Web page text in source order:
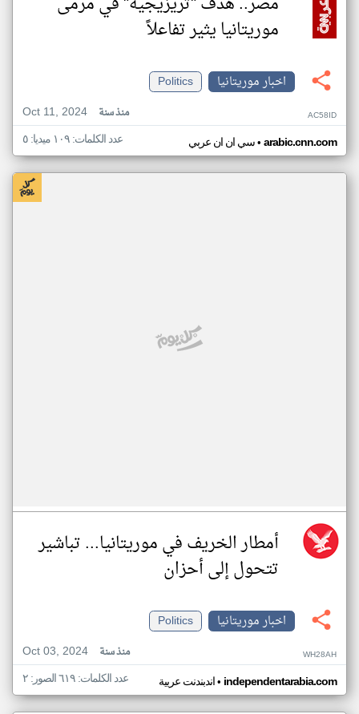
موريتانيا يثير تفاعلاً
اخبار موريتانيا
Politics
Oct 11, 2024
منذ سنة AC58ID
سي ان ان عربي• arabic.cnn.com عدد الكلمات: ١٠٩ ميديا: ٥
أمطار الخريف في موريتانيا... تباشير
تتحول إلى أحزان
اخبار موريتانيا
Politics
Oct 03, 2024
منذ سنة WH28AH
اندبندنت عربية• independentarabia.com عدد الكلمات: ٦١٩ الصور: ٢